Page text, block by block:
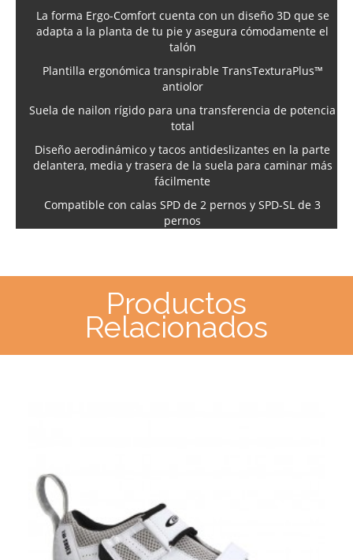
La forma Ergo-Comfort cuenta con un diseño 3D que se
adapta a la planta de tu pie y asegura cómodamente el
talón
Plantilla ergonómica transpirable TransTexturaPlus™
antiolor
Suela de nailon rígido para una transferencia de potencia
total
Diseño aerodinámico y tacos antideslizantes en la parte
delantera, media y trasera de la suela para caminar más
fácilmente
Compatible con calas SPD de 2 pernos y SPD-SL de 3
pernos
Productos
Relacionados